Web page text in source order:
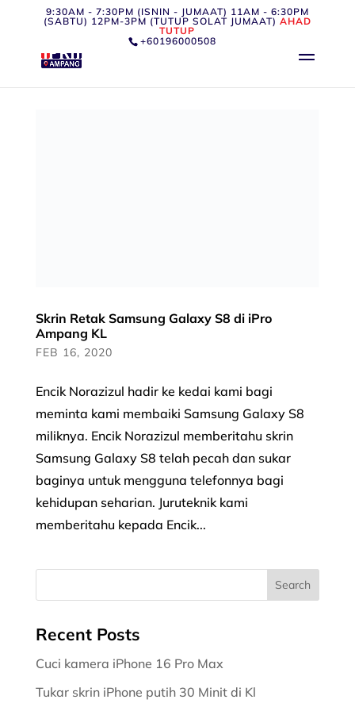
9:30AM - 7:30PM (ISNIN - JUMAAT) 11AM - 6:30PM
(SABTU) 12PM-3PM (TUTUP SOLAT JUMAAT) AHAD
TUTUP
+60196000508
Skrin Retak Samsung Galaxy S8 di iPro
Ampang KL
FEB 16, 2020
Encik Norazizul hadir ke kedai kami bagi
meminta kami membaiki Samsung Galaxy S8
miliknya. Encik Norazizul memberitahu skrin
Samsung Galaxy S8 telah pecah dan sukar
baginya untuk mengguna telefonnya bagi
kehidupan seharian. Juruteknik kami
memberitahu kepada Encik...
Recent Posts
Cuci kamera iPhone 16 Pro Max
Tukar skrin iPhone putih 30 Minit di Kl